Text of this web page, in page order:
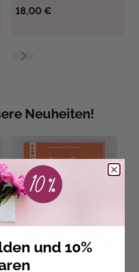
18,00 €
Neuheiten!
Beate Winkler
und 10%